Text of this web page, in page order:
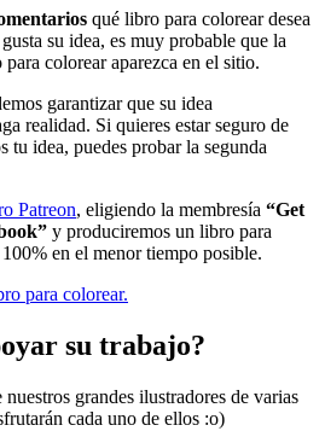
qué libro para colorear desea
su idea, es muy probable que la
colorear aparezca en el sitio.
garantizar que su idea
realidad. Si quieres estar seguro de
tu idea, puedes probar la segunda
Patreon, eligiendo la membresía “Get
y produciremos un libro para
en el menor tiempo posible.
para colorear.
su trabajo?
grandes ilustradores de varias
cada uno de ellos :o)